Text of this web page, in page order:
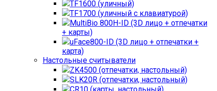
TF1600 (уличный)
TF1700 (уличный с клавиатурой)
MultiBio 800H-ID (3D лицо + отпечатки
+ карты)
uFace800-ID (3D лицо + отпечатки +
карта)
Настольные считыватели
ZK4500 (отпечатки, настольный)
SLK20R (отпечатки, настольный)
CR10 (карты, настольный)